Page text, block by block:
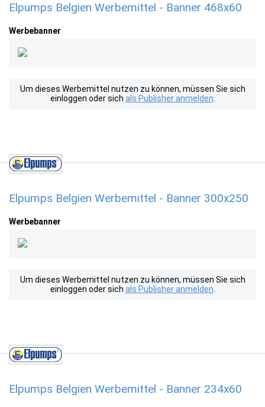
Elpumps Belgien Werbemittel - Banner 468x60
Werbebanner
Um dieses Werbemittel nutzen zu können, müssen Sie sich
einloggen oder sich als Publisher anmelden
Elpumps Belgien Werbemittel - Banner 300x250
Werbebanner
Um dieses Werbemittel nutzen zu können, müssen Sie sich
einloggen oder sich als Publisher anmelden
Elpumps Belgien Werbemittel - Banner 234x60